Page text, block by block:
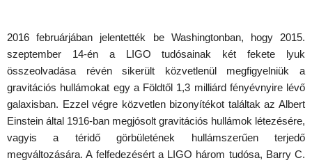
2016 februárjában jelentették be Washingtonban, hogy 2015.
szeptember 14-én a LIGO tudósainak két fekete lyuk
összeolvadása révén sikerült közvetlenül megfigyelniük a
gravitációs hullámokat egy a Földtől 1,3 milliárd fényévnyire lévő
galaxisban. Ezzel végre közvetlen bizonyítékot találtak az Albert
Einstein által 1916-ban megjósolt gravitációs hullámok létezésére,
vagyis a téridő görbületének hullámszerűen terjedő
megváltozására. A felfedezésért a LIGO három tudósa, Barry C.